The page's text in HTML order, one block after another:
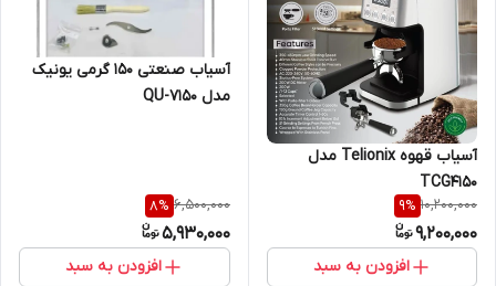
آسیاب قهوه Telionix مدل
TCG4150
10,200,000
9%
9,200,000
افزودن به سبد
آسیاب صنعتی 150 گرمی یونیک
مدل QU-7150
6,500,000
8%
5,930,000
افزودن به سبد